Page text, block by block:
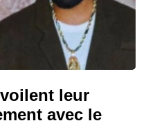
leur
avec le